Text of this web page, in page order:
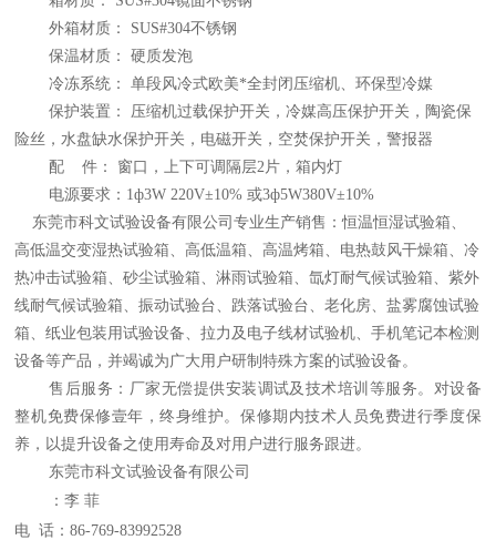
外箱材质：
SUS#304不锈钢
保温材质：
硬质发泡
冷冻系统：
单段风冷式欧美*全封闭压缩机、环保型冷媒
保护装置：
压缩机过载保护开关，冷媒高压保护开关，陶瓷保
险丝，水盘缺水保护开关 ， 电磁开关，空焚保护开关，警报器
配
件： 窗口，上下可调隔层2 片，箱内灯
电源要求： 1ф3W 220V±10% 或3ф5W380V±10%
东莞市科文试验设备有限公司专业生产销售：恒温恒湿试验箱、
高低温交变湿热试验箱、高低温箱、高温烤箱、电热鼓风干燥箱、冷
热冲击试验箱、砂尘试验箱、淋雨试验箱、氙灯耐气候试验箱、紫外
线耐气候试验箱、振动试验台、跌落试验台、老化房、盐雾腐蚀试验
箱、纸业包装用试验设备、拉力及电子线材试验机、手机笔记本检测
设备等产品，并竭诚为广大用户研制特殊方案的试验设备 。
售后服务： 厂家无偿提供安装调试及技术培训等服务。对设备
整机免费保修壹年，终身维护。 保修期内技术人员免费进行季度保
养，以提升设备之使用寿命及对用户进行服务跟进。
东莞市科文试验设备有限公司
：李 菲
电 话：86-769-83992528